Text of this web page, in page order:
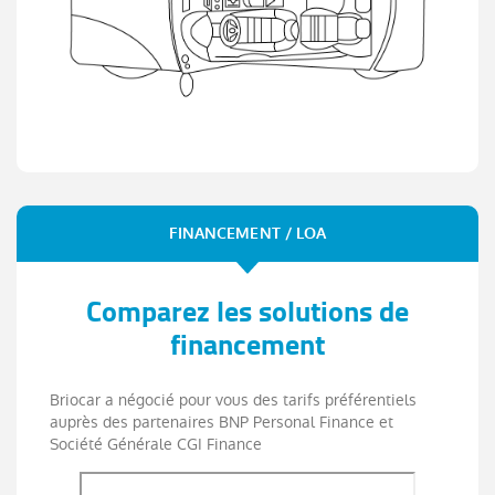
FINANCEMENT / LOA
Comparez les solutions de
financement
Briocar a négocié pour vous des tarifs préférentiels
auprès des partenaires BNP Personal Finance et
Société Générale CGI Finance